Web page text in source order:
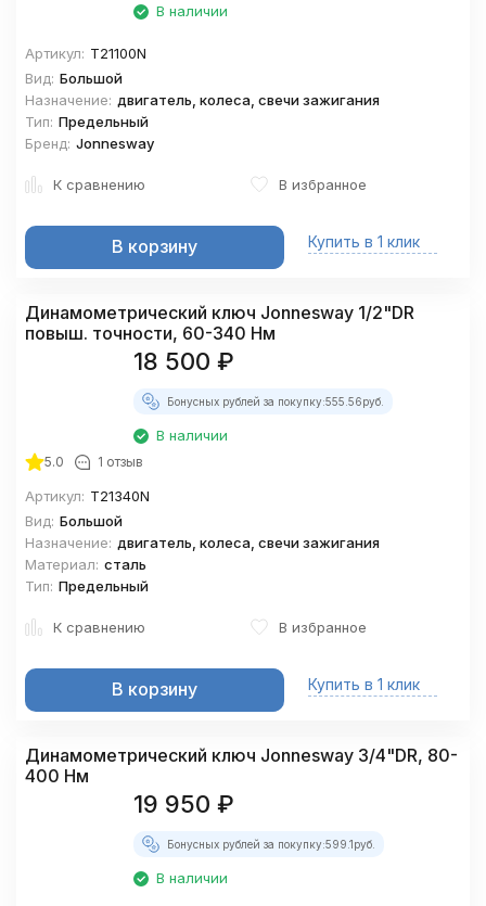
В наличии
Артикул: T21100N
Вид: Большой
Назначение: двигатель, колеса, свечи зажигания
Тип: Предельный
Бренд: Jonnesway
К сравнению В избранное
В корзину Купить в 1 клик
Динамометрический ключ Jonnesway 1/2"DR
повыш. точности, 60-340 Нм
18 500 ₽
Бонусных рублей за покупку:555.56руб.
В наличии
5.0 1 отзыв
Артикул: T21340N
Вид: Большой
Назначение: двигатель, колеса, свечи зажигания
Материал: сталь
Тип: Предельный
К сравнению В избранное
В корзину Купить в 1 клик
Динамометрический ключ Jonnesway 3/4"DR, 80-
400 Нм
19 950 ₽
Бонусных рублей за покупку:599.1руб.
В наличии